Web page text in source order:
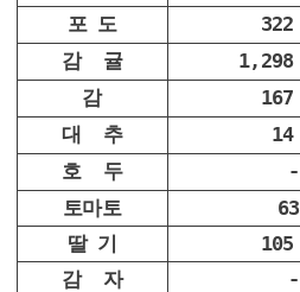
포 도
322
감 귤
1,298
감
167
대 추
14
호 두
-
토마토
63
딸 기
105
감 자
-